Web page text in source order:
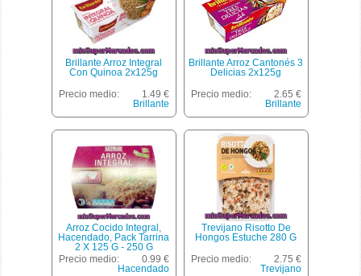
Brillante Arroz Integral
Con Quinoa 2x125g
Precio medio:
1.49 €
Brillante
Brillante Arroz Cantonés 3
Delicias 2x125g
Precio medio:
2.65 €
Brillante
Arroz Cocido Integral,
Hacendado, Pack Tarrina
2 X 125 G - 250 G
Precio medio:
0.99 €
Hacendado
Trevijano Risotto De
Hongos Estuche 280 G
Precio medio:
2.75 €
Trevijano